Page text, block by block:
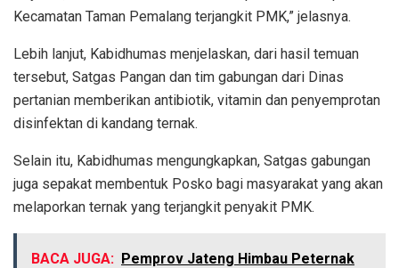
Kecamatan Taman Pemalang terjangkit PMK,” jelasnya.
Lebih lanjut, Kabidhumas menjelaskan, dari hasil temuan
tersebut, Satgas Pangan dan tim gabungan dari Dinas
pertanian memberikan antibiotik, vitamin dan penyemprotan
disinfektan di kandang ternak.
Selain itu, Kabidhumas mengungkapkan, Satgas gabungan
juga sepakat membentuk Posko bagi masyarakat yang akan
melaporkan ternak yang terjangkit penyakit PMK.
BACA JUGA: Pemprov Jateng Himbau Peternak